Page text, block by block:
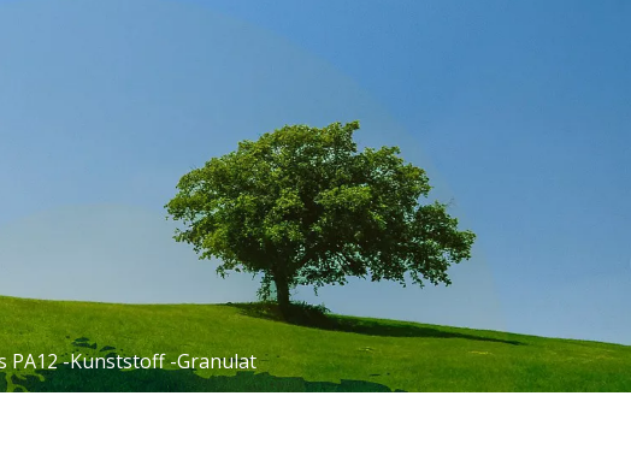
PA12 -Kunststoff -Granulat